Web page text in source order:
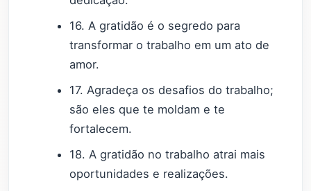
16. A gratidão é o segredo para
transformar o trabalho em um ato de
amor.
17. Agradeça os desafios do trabalho;
são eles que te moldam e te
fortalecem.
18. A gratidão no trabalho atrai mais
oportunidades e realizações.